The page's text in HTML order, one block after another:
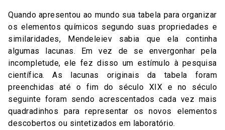
Quando apresentou ao mundo sua tabela para organizar
os elementos químicos segundo suas propriedades e
similaridades, Mendeleiev sabia que ela continha
algumas lacunas. Em vez de se envergonhar pela
incompletude, ele fez disso um estímulo à pesquisa
científica. As lacunas originais da tabela foram
preenchidas até o fim do século XIX e no século
seguinte foram sendo acrescentados cada vez mais
quadradinhos para representar os novos elementos
descobertos ou sintetizados em laboratório.